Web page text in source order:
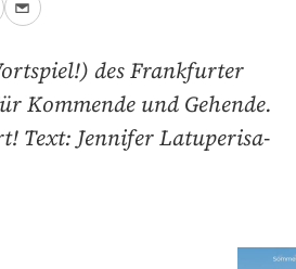
des Frankfurter
Kommende und Gehende.
Text: Jennifer Latuperisa-